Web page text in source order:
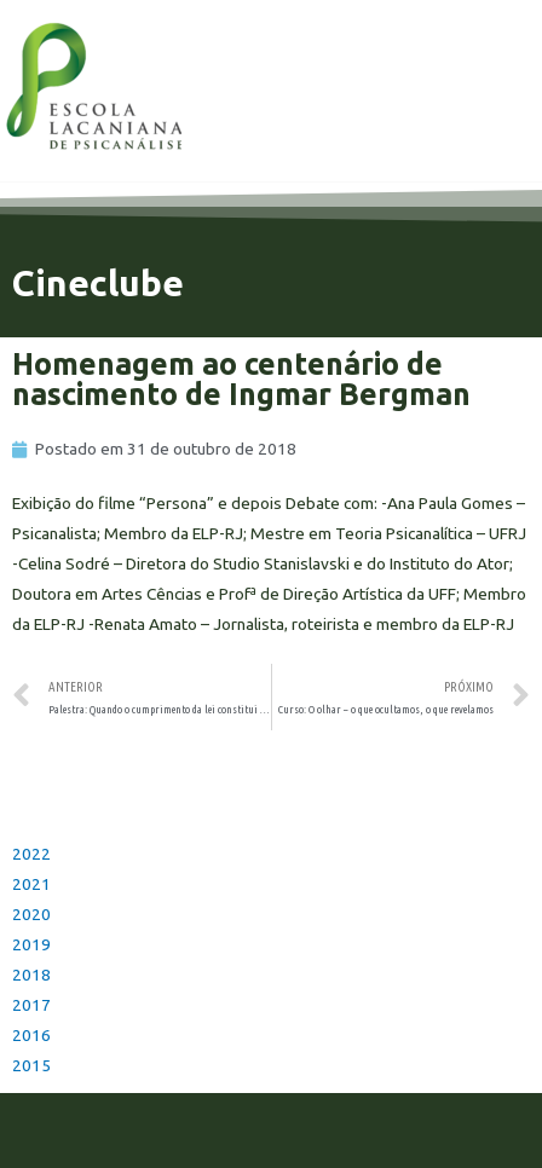
Cineclube
Homenagem ao centenário de
nascimento de Ingmar Bergman
Postado em 31 de outubro de 2018
Exibição do filme “Persona” e depois Debate com: -Ana Paula Gomes –
Psicanalista; Membro da ELP-RJ; Mestre em Teoria Psicanalítica – UFRJ
-Celina Sodré – Diretora do Studio Stanislavski e do Instituto do Ator;
Doutora em Artes Cências e Profª de Direção Artística da UFF; Membro
da ELP-RJ -Renata Amato – Jornalista, roteirista e membro da ELP-RJ
ANTERIOR PRÓXIMO
Curso: O olhar – o que ocultamos, o que revelamos
2022
2021
2020
2019
2018
2017
2016
2015